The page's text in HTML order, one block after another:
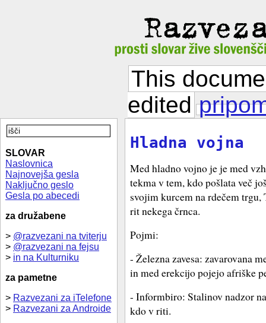
This
edited
SLOVAR
Naslovnica
Najnovejša gesla
Naključno geslo
Gesla po abecedi
za družabene
> @razvezani na tviterju
> @razvezani na fejsu
> in na Kulturniku
za pametne
> Razvezani za iTelefone
> Razvezani za Androide
Hladna vojna
Med hladno vojno je je med
tekma v tem, kdo pošlata več
svojim kurcem na rdečem
rit nekega črnca.
Pojmi:
- Železna zavesa: zavarovana
in med erekcijo pojejo afriške
- Informbiro: Stalinov nadzor
kdo v riti.